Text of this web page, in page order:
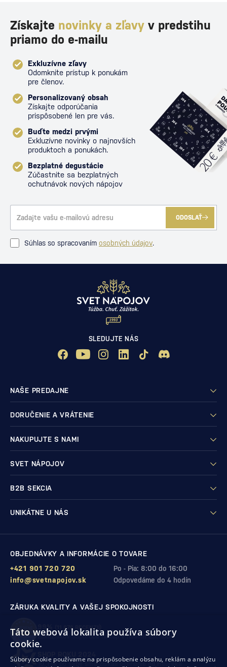
Získajte novinky a zľavy v predstihu
priamo do e-mailu
Exkluzívne zľavy
Odomknite prístup k ponukám
pre členov.
Personalizovaný obsah
Získajte odporúčania
prispôsobené len pre vás.
Buďte medzi prvými
Exkluzívne novinky o najnovších
produktoch a ponukách.
Bezplatné degustácie
Zúčastnite sa bezplatných
ochutnávok nových nápojov
ODOSLAŤ
Súhlas so spracovaním osobných údajov.
SLEDUJTE NÁS
NAŠE PREDAJNE
DORUČENIE A VRÁTENIE
NAKUPUJTE S NAMI
SVET NÁPOJOV
B2B SEKCIA
UNIKÁTNE U NÁS
OBJEDNÁVKY A INFORMÁCIE O TOVARE
Po - Pia: 8:00 do 16:00
+421 901 720 720
Odpovedáme do 4 hodín
info@svetnapojov.sk
ZÁRUKA KVALITY A VAŠEJ SPOKOJNOSTI
99% (11 978 RECENZIÍ)
zákazníkov odporúča nákup v našom obchode
10. rok po sebesme získali ocenenie od Heureka
Táto webová lokalita používa súbory
cookie.
Súbory cookie používame na prispôsobenie obsahu, reklám a analýzu